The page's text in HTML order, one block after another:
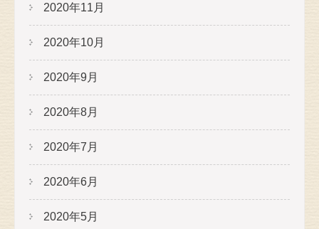
2020年11月
2020年10月
2020年9月
2020年8月
2020年7月
2020年6月
2020年5月